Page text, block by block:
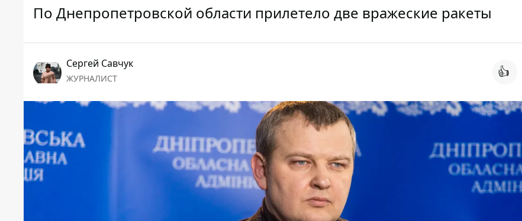
По Днепропетровской области прилетело две вражеские ракеты
Сергей Савчук
ЖУРНАЛИСТ 👍